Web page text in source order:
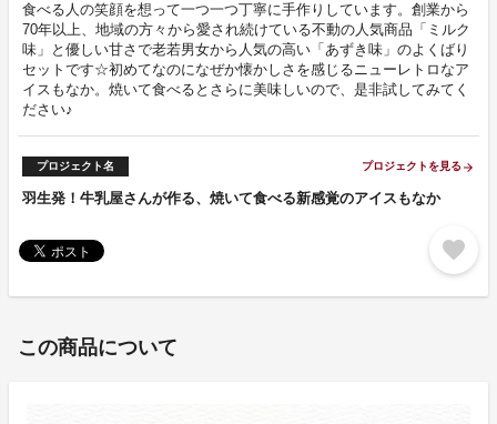
食べる人の笑顔を想って一つ一つ丁寧に手作りしています。創業から
70年以上、地域の方々から愛され続けている不動の人気商品「ミルク
味」と優しい甘さで老若男女から人気の高い「あずき味」のよくばり
セットです☆初めてなのになぜか懐かしさを感じるニューレトロなア
イスもなか。焼いて食べるとさらに美味しいので、是非試してみてく
ださい♪
プロジェクト名 プロジェクトを見る arrow_forward
羽生発！牛乳屋さんが作る、焼いて食べる新感覚のアイスもなか
favorite
この商品について